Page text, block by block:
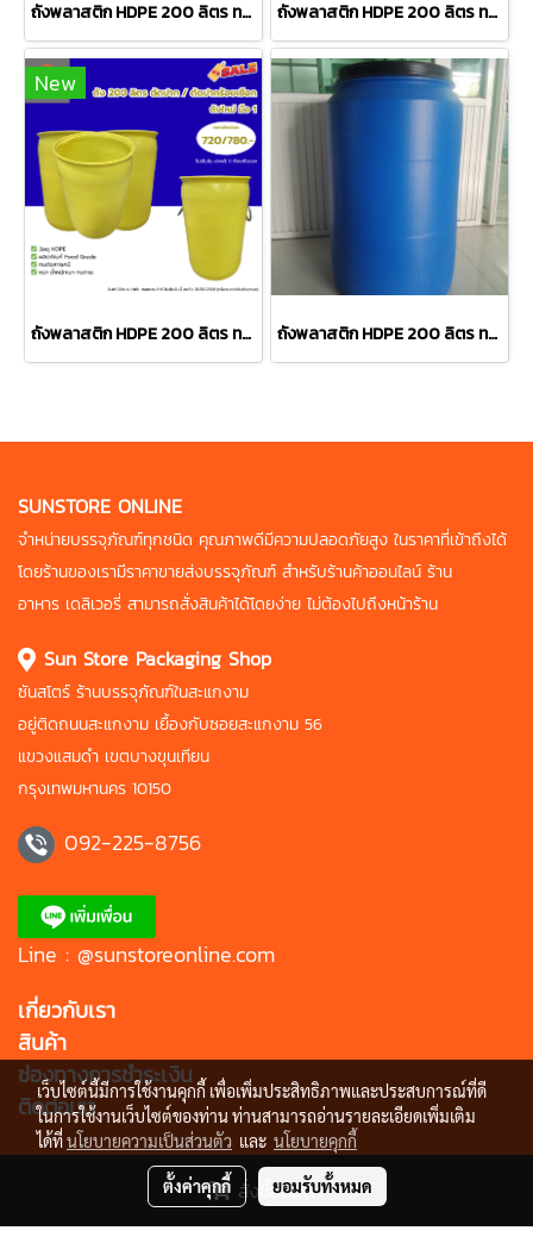
สั่งซื้อสินค้า
ถังพลาสติก HDPE 200 ลิตร ทรง#20001FJ สีเขียว ตัดปาก / ตัดปาก ร้อยเชือก (สินค้าตามสภาพ) ถังพลาสติก HDPE 200 ลิตร ทรง#20001IE สีน้ำเงิน ตัดปาก / ตัดปาก ร้อยเชือก (สินค้าตามสภาพ)
New
ถังพลาสติก HDPE 200 ลิตร ทรง#20001FL สีเหลือง ตัดปาก / ตัดปาก ร้อยเชือก (สินค้าตามสภาพ) ถังพลาสติก HDPE 200 ลิตร ทรง#20003DE ปากกว้าง สีน้ำเงิน (สินค้าตามสภาพ)
SUNSTORE ONLINE
จำหน่ายบรรจุภัณฑ์ทุกชนิด คุณภาพดีมีความปลอดภัยสูง ในราคาที่เข้าถึงได้
โดยร้านของเรามีราคาขายส่งบรรจุภัณฑ์ สำหรับร้านค้าออนไลน์ ร้าน
อาหาร เดลิเวอรี่ สามารถสั่งสินค้าได้โดยง่าย ไม่ต้องไปถึงหน้าร้าน
Sun Store Packaging Shop
ซันสโตร์ ร้านบรรจุภัณฑ์ในสะแกงาม
อยู่ติดถนนสะแกงาม เยื้องกับซอยสะแกงาม 56
แขวงแสมดำ เขตบางขุนเทียน
กรุงเทพมหานคร 10150
092-225-8756
Line : @sunstoreonline.com
เกี่ยวกับเรา
สินค้า
ช่องทางการชำระเงิน
ติดต่อเรา
เว็บไซต์นี้มีการใช้งานคุกกี้ เพื่อเพิ่มประสิทธิภาพและประสบการณ์ที่ดี
ในการใช้งานเว็บไซต์ของท่าน ท่านสามารถอ่านรายละเอียดเพิ่มเติม
ได้ที่นโยบายความเป็นส่วนตัว และ นโยบายคุกกี้
ตั้งค่าคุกกี้ ยอมรับทั้งหมด